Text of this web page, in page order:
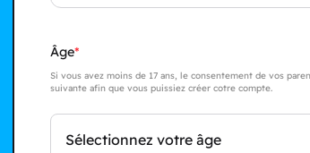
Âge
Si vous avez moins de 17 ans, le consentement de vos
suivante afin que vous puissiez créer cotre compte.
Sélectionnez votre âge